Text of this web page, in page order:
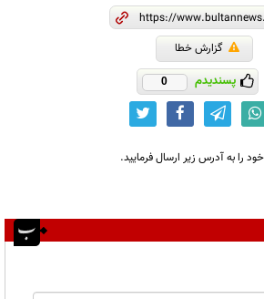
گزارش خطا
پسندیدم 0
را به آدرس زیر ارسال فرمایید.